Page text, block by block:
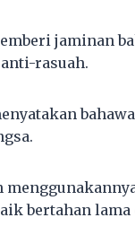
jaminan
rasuah.
bertahan